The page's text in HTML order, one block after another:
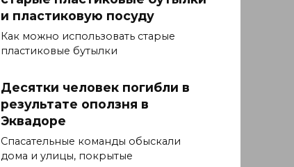
и пластиковую посуду
Как можно использовать старые
пластиковые бутылки
Десятки человек погибли в
результате оползня в
Эквадоре
Спасательные команды обыскали
дома и улицы, покрытые